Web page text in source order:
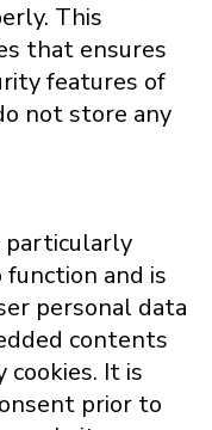
This
that ensures
features of
not store any
particularly
and is
personal data
contents
cookies. It is
prior to